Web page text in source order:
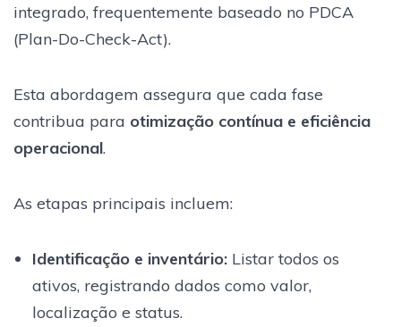
integrado, frequentemente baseado no PDCA
(Plan-Do-Check-Act).
Esta abordagem assegura que cada fase
contribua para otimização contínua e eficiência
operacional.
As etapas principais incluem:
Identificação e inventário:Listar todos os
ativos, registrando dados como valor,
localização e status.